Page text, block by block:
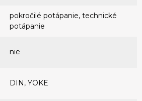
pokročilé potápanie, technické
potápanie
nie
DIN, YOKE